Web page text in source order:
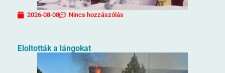
2026-08-08 Nincs hozzászólás
Eloltották a lángokat